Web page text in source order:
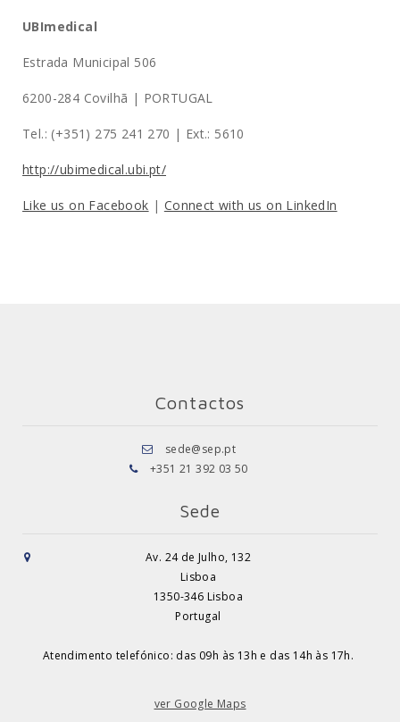
UBImedical
Estrada Municipal 506
6200-284 Covilhã | PORTUGAL
Tel.: (+351) 275 241 270 | Ext.: 5610
http://ubimedical.ubi.pt/
Like us on Facebook | Connect with us on LinkedIn
Contactos
sede@sep.pt
+351 21 392 03 50
Sede
Av. 24 de Julho, 132
Lisboa
1350-346 Lisboa
Portugal
Atendimento telefónico: das 09h às 13h e das 14h às 17h.
ver Google Maps